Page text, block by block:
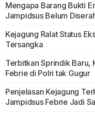
Mengapa Barang Bukti
Jampidsus Belum
Kejagung Ralat Status
Tersangka
Terbitkan Sprindik Baru,
Febrie di Polri tak Gugur
Penjelasan Kejagung
Jampidsus Febrie Jadi